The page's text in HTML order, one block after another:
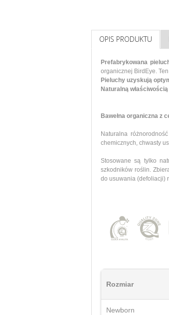
OPIS PRODUKTU
Prefabrykowana
organicznej BirdEye.
Pieluchy uzyskują
Naturalną
Bawełna organiczna z
Naturalna
chemicznych, chwasty
Stosowane są tylko
szkodników roślin.
do usuwania (defoliacji)
Rozmiar
Newborn